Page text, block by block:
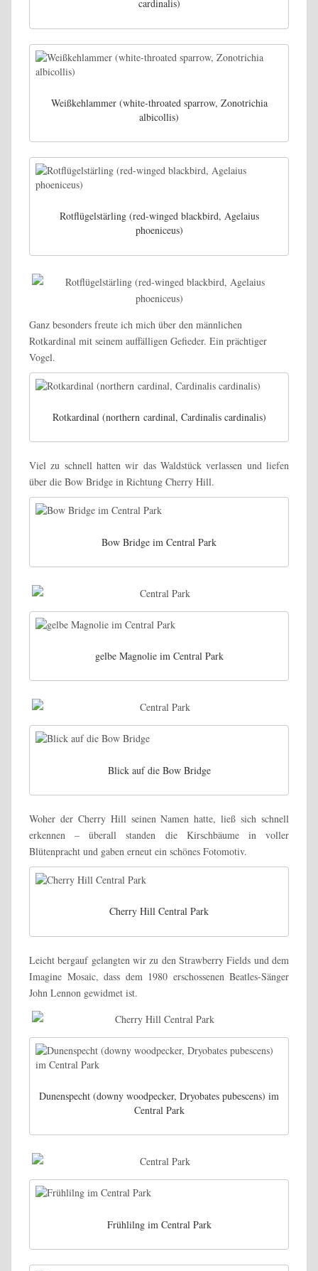
cardinalis)
Weißkehlammer (white-throated sparrow, Zonotrichia
albicollis)
Rotflügelstärling (red-winged blackbird, Agelaius
phoeniceus)
Ganz besonders freute ich mich über den männlichen
Rotkardinal mit seinem auffälligen Gefieder. Ein prächtiger
Vogel.
Rotkardinal (northern cardinal, Cardinalis cardinalis)
Viel zu schnell hatten wir das Waldstück verlassen und liefen
über die Bow Bridge in Richtung Cherry Hill.
Bow Bridge im Central Park
gelbe Magnolie im Central Park
Blick auf die Bow Bridge
Woher der Cherry Hill seinen Namen hatte, ließ sich schnell
erkennen – überall standen die Kirschbäume in voller
Blütenpracht und gaben erneut ein schönes Fotomotiv.
Cherry Hill Central Park
Leicht bergauf gelangten wir zu den Strawberry Fields und dem
Imagine Mosaic, dass dem 1980 erschossenen Beatles-Sänger
John Lennon gewidmet ist.
Dunenspecht (downy woodpecker, Dryobates pubescens) im
Central Park
Frühlilng im Central Park